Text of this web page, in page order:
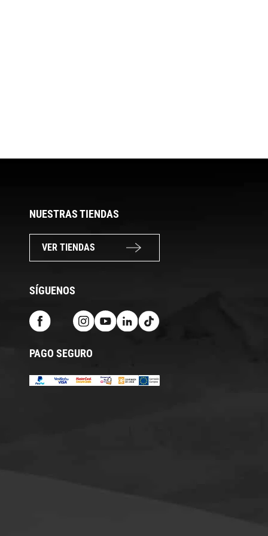
NUESTRAS TIENDAS
VER TIENDAS
SÍGUENOS
PAGO SEGURO